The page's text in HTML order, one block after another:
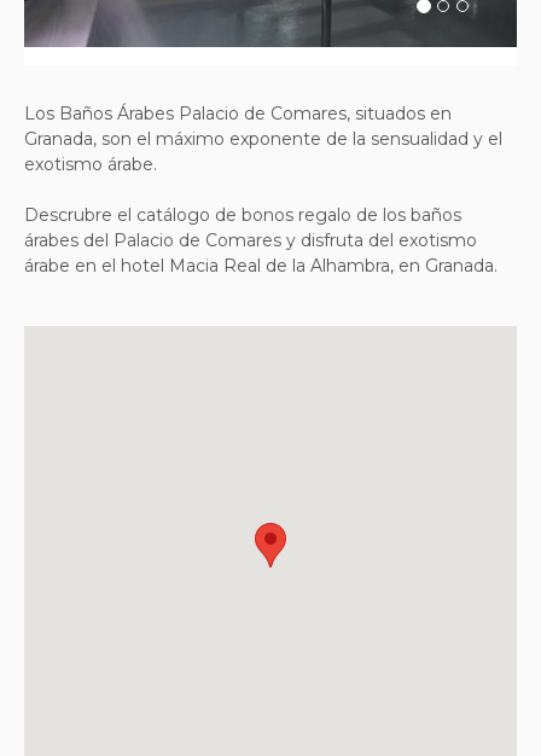
Los Baños Árabes Palacio de Comares, situados en
Granada, son el máximo exponente de la sensualidad y el
exotismo árabe.
Descrubre el catálogo de bonos regalo de los baños
árabes del Palacio de Comares y disfruta del exotismo
árabe en el hotel Macia Real de la Alhambra, en Granada.